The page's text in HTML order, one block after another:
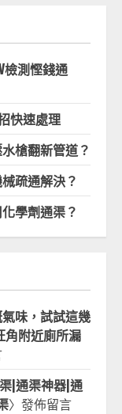
檢測慳錢通
快速處理
槍翻新管道？
疏通解決？
學劑通渠？
味，試試這幾
角附近廁所漏
|通渠神器|通
〉發佈留言